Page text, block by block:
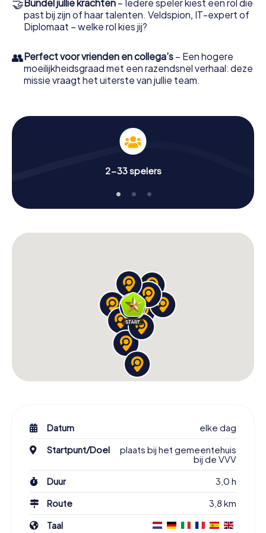
buitenlucht!
🤝Bundel jullie krachten – Iedere speler kiest een rol die
past bij zijn of haar talenten. Veldspion, IT-expert of
Diplomaat – welke rol kies jij?
👥Perfect voor vrienden en collega’s – Een hogere
moeilijkheidsgraad met een razendsnel verhaal: deze
missie vraagt het uiterste van jullie team.
2-33 spelers
Datum
elke dag
Startpunt/Doel
plaats bij het gemeentehuis
bij de VVV
Duur
3,0 h
Route
3,8 km
Taal